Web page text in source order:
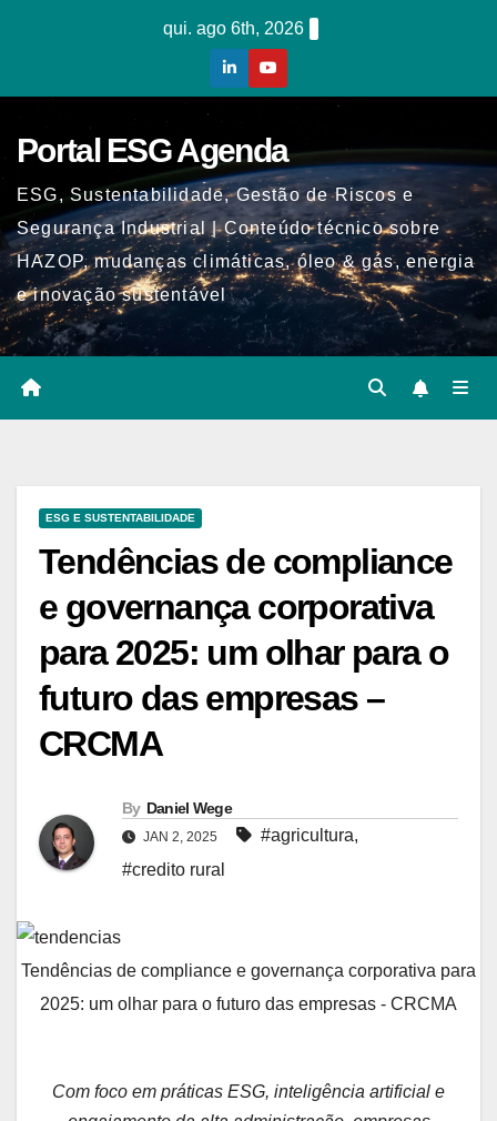
qui. ago 6th, 2026
Portal ESG Agenda
ESG, Sustentabilidade, Gestão de Riscos e
Segurança Industrial | Conteúdo técnico sobre
HAZOP, mudanças climáticas, óleo & gás, energia
e inovação sustentável
ESG E SUSTENTABILIDADE
Tendências de compliance
e governança corporativa
para 2025: um olhar para o
futuro das empresas –
CRCMA
By Daniel Wege
JAN 2, 2025 #agricultura,
#credito rural
Tendências de compliance e governança corporativa para
2025: um olhar para o futuro das empresas - CRCMA
Com foco em práticas ESG, inteligência artificial e